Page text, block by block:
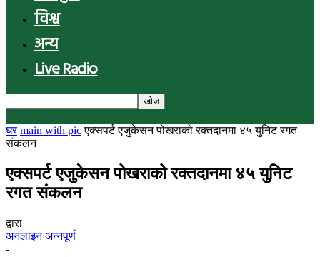
विश्व
अन्य
Live Radio
घर main with pic एक्सपर्ट एजुकेसन पोखराको रक्तदानमा ४५ युनिट रगत
संकलन
एक्सपर्ट एजुकेसन पोखराको रक्तदानमा ४५ युनिट
रगत संकलन
द्वारा
अनलाइन अन्नपूर्ण
-